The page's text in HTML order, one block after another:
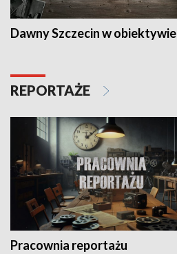
Dawny Szczecin w obiektywie
REPORTAŻE
Pracownia reportażu